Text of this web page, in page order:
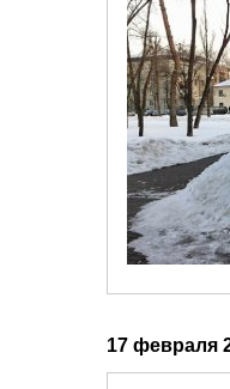
17 февраля